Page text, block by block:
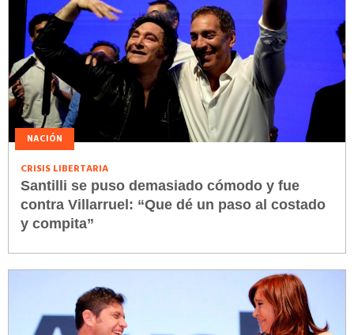
NACIÓN
CRISIS LIBERTARIA
Santilli se puso demasiado cómodo y fue
contra Villarruel: “Que dé un paso al costado
y compita”